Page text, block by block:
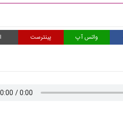
واتس آپ پینترست